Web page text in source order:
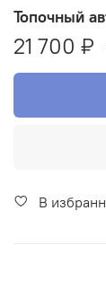
Топочный
21 700 ₽
В